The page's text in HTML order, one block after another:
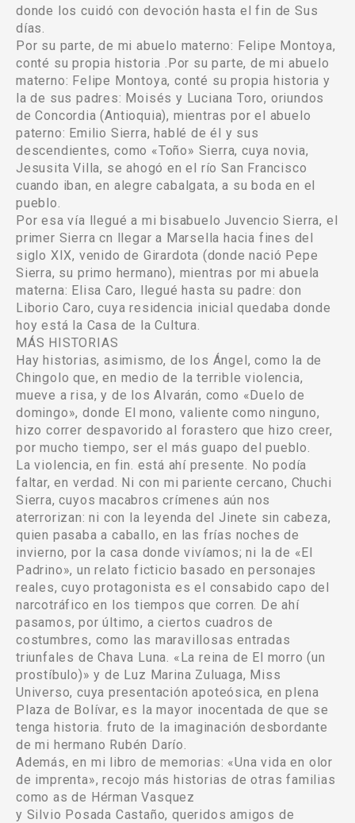
donde los cuidó con devoción hasta el fin de Sus
días.
Por su parte, de mi abuelo materno: Felipe Montoya,
conté su propia historia .Por su parte, de mi abuelo
materno: Felipe Montoya, conté su propia historia y
la de sus padres: Moisés y Luciana Toro, oriundos
de Concordia (Antioquia), mientras por el abuelo
paterno: Emilio Sierra, hablé de él y sus
descendientes, como «Toño» Sierra, cuya novia,
Jesusita Villa, se ahogó en el río San Francisco
cuando iban, en alegre cabalgata, a su boda en el
pueblo.
Por esa vía llegué a mi bisabuelo Juvencio Sierra, el
primer Sierra cn llegar a Marsella hacia fines del
siglo XIX, venido de Girardota (donde nació Pepe
Sierra, su primo hermano), mientras por mi abuela
materna: Elisa Caro, llegué hasta su padre: don
Liborio Caro, cuya residencia inicial quedaba donde
hoy está la Casa de la Cultura.
MÁS HISTORIAS
Hay historias, asimismo, de los Ángel, como la de
Chingolo que, en medio de la terrible violencia,
mueve a risa, y de los Alvarán, como «Duelo de
domingo», donde El mono, valiente como ninguno,
hizo correr despavorido al forastero que hizo creer,
por mucho tiempo, ser el más guapo del pueblo.
La violencia, en fin. está ahí presente. No podía
faltar, en verdad. Ni con mi pariente cercano, Chuchi
Sierra, cuyos macabros crímenes aún nos
aterrorizan: ni con la leyenda del Jinete sin cabeza,
quien pasaba a caballo, en las frías noches de
invierno, por la casa donde vivíamos; ni la de «El
Padrino», un relato ficticio basado en personajes
reales, cuyo protagonista es el consabido capo del
narcotráfico en los tiempos que corren. De ahí
pasamos, por último, a ciertos cuadros de
costumbres, como las maravillosas entradas
triunfales de Chava Luna. «La reina de El morro (un
prostíbulo)» y de Luz Marina Zuluaga, Miss
Universo, cuya presentación apoteósica, en plena
Plaza de Bolívar, es la mayor inocentada de que se
tenga historia. fruto de la imaginación desbordante
de mi hermano Rubén Darío.
Además, en mi libro de memorias: «Una vida en olor
de imprenta», recojo más historias de otras familias
como as de Hérman Vasquez
y Silvio Posada Castaño, queridos amigos de